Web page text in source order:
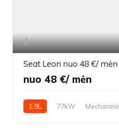
nuo 48 €/ mėn
1.9L 77kW Mechaninė